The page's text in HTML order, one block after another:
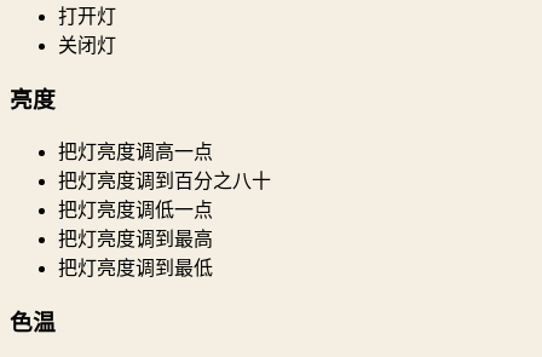
打开灯
关闭灯
亮度
把灯亮度调高一点
把灯亮度调到百分之八十
把灯亮度调低一点
把灯亮度调到最高
把灯亮度调到最低
色温